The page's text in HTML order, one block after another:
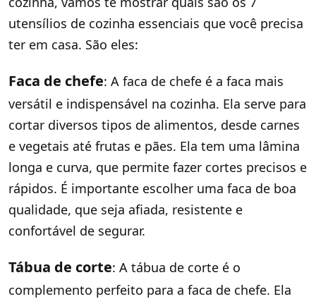
utensílios de cozinha essenciais que você precisa
ter em casa. São eles:
Faca de chefe: A faca de chefe é a faca mais
versátil e indispensável na cozinha. Ela serve para
cortar diversos tipos de alimentos, desde carnes
e vegetais até frutas e pães. Ela tem uma lâmina
longa e curva, que permite fazer cortes precisos e
rápidos. É importante escolher uma faca de boa
qualidade, que seja afiada, resistente e
confortável de segurar.
Tábua de corte: A tábua de corte é o
complemento perfeito para a faca de chefe. Ela